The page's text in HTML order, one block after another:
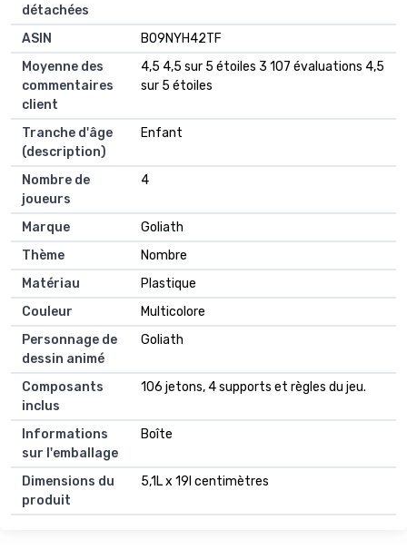
détachées
ASIN
B09NYH42TF
Moyenne des
commentaires
client
4,5 4,5 sur 5 étoiles 3 107 évaluations 4,5
sur 5 étoiles
Tranche d'âge
(description)
Enfant
Nombre de
joueurs
4
Marque
Goliath
Thème
Nombre
Matériau
Plastique
Couleur
Multicolore
Personnage de
dessin animé
Goliath
Composants
inclus
106 jetons, 4 supports et règles du jeu.
Informations
sur l'emballage
Boîte
Dimensions du
produit
5,1L x 19l centimètres